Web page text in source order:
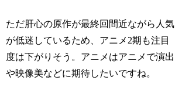
ただ肝心の原作が最終回間近ながら人気
が低迷しているため、アニメ2期も注目
度は下がりそう。アニメはアニメで演出
や映像美などに期待したいですね。